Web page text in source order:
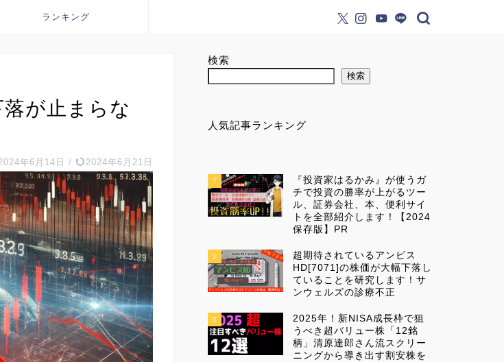
ランキング
が止まらな
年6月14日 / 2024年6月21日
検索
検索
人気記事ランキング
1
『投資家はるかみ』が使うガ
チで投資の勝率が上がるツー
ル、証券会社、本、便利サイ
トを全部紹介します！【2024
保存版】PR
2
超期待されているアンビス
HD[7071]の株価が大幅下落し
ていることを研究します！サ
ンウェルズの診療不正
3
2025年！新NISA成長枠で狙
うべき超バリュー株「12銘
柄」清原達郎さん流スクリー
ニングから導き出す割安株を